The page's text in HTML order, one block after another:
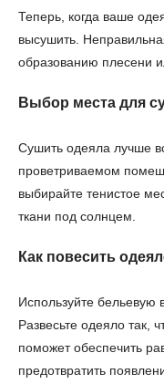
Теперь, когда ваше
высушить.
образованию плесени
Выбор места для
Сушить одеяла лучше
проветриваемом
выбирайте тенистое
ткани под солнцем.
Как повесить
Используйте бельевую
Развесьте одеяло так,
поможет обеспечить
предотвратить